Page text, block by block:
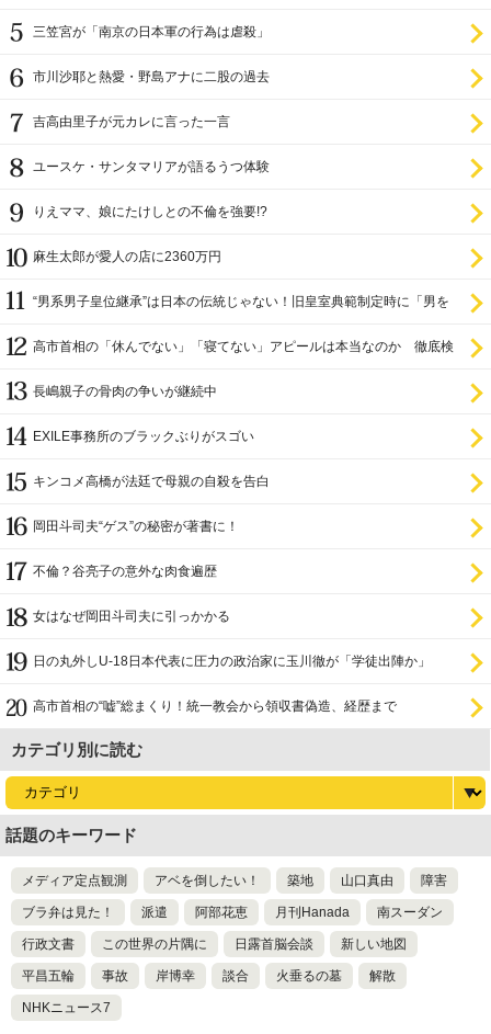
三笠宮が「南京の日本軍の行為は虐殺」
市川沙耶と熱愛・野島アナに二股の過去
吉高由里子が元カレに言った一言
ユースケ・サンタマリアが語るうつ体験
りえママ、娘にたけしとの不倫を強要!?
麻生太郎が愛人の店に2360万円
“男系男子皇位継承”は日本の伝統じゃない！旧皇室典範制定時に「男を
高市首相の「休んでない」「寝てない」アピールは本当なのか 徹底検
長嶋親子の骨肉の争いが継続中
EXILE事務所のブラックぶりがスゴい
キンコメ高橋が法廷で母親の自殺を告白
岡田斗司夫“ゲス”の秘密が著書に！
不倫？谷亮子の意外な肉食遍歴
女はなぜ岡田斗司夫に引っかかる
日の丸外しU-18日本代表に圧力の政治家に玉川徹が「学徒出陣か」
高市首相の“嘘”総まくり！統一教会から領収書偽造、経歴まで
カテゴリ別に読む
話題のキーワード
メディア定点観測 アベを倒したい！ 築地 山口真由 障害
ブラ弁は見た！ 派遣 阿部花恵 月刊Hanada 南スーダン
行政文書 この世界の片隅に 日露首脳会談 新しい地図
平昌五輪 事故 岸博幸 談合 火垂るの墓 解散
NHKニュース7